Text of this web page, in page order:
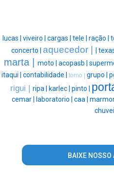
lucas | viveiro | cargas | tele | ração |
concerto | aquecedor | texas
marta | moto | acopasb |
itaqui | contabilidade | torno | grupo |
rigui | ripa | karlec | pinto |
cemar |
laboratorio | caa |
BAIXE NOSSO